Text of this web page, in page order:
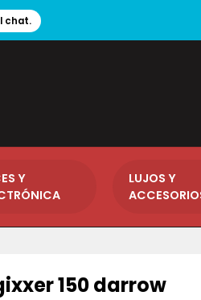
chat.
Y
LUJOS Y
150 darrow